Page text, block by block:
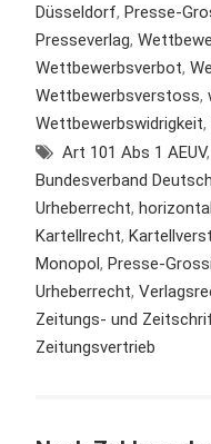
Düsseldorf, Presse-
Presseverlag,
Wettbewerbsverbot,
Wettbewerbsverstoss,
Wettbewerbswidrigkeit,
Art 101 Abs 1 AEUV,
Bundesverband
Urheberrecht,
Kartellrecht,
Monopol, Presse-
Urheberrecht,
Zeitungs- und
Zeitungsvertrieb